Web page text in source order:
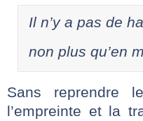
Il n’y a pas de
non plus qu’en
Sans reprendre
l’empreinte et la